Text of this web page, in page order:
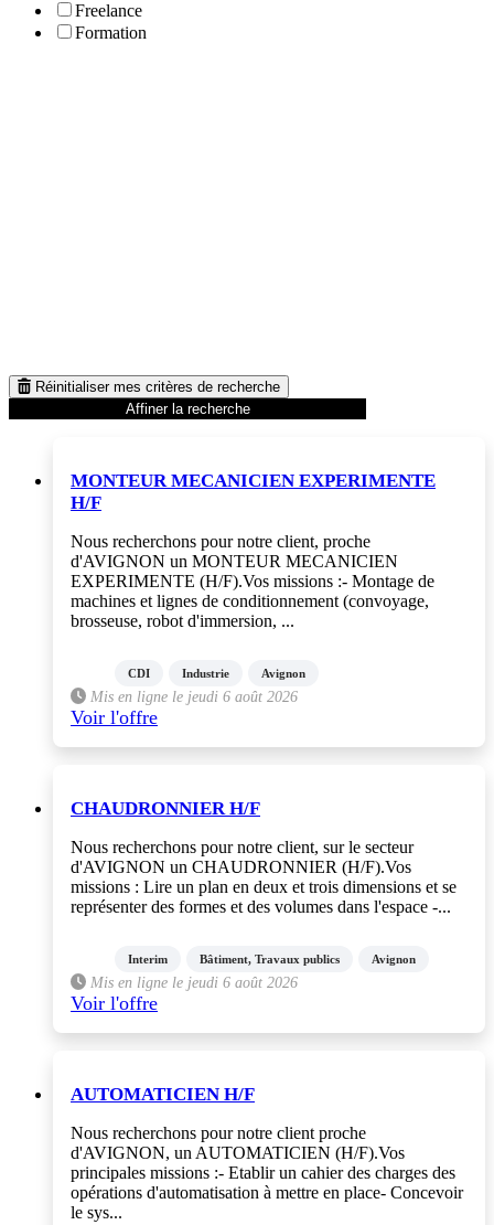
Freelance
Formation
Réinitialiser mes critères de recherche
Affiner la recherche
MONTEUR MECANICIEN EXPERIMENTE
H/F
Nous recherchons pour notre client, proche
d'AVIGNON un MONTEUR MECANICIEN
EXPERIMENTE (H/F).Vos missions :- Montage de
machines et lignes de conditionnement (convoyage,
brosseuse, robot d'immersion, ...
CDI Industrie Avignon
Mis en ligne le jeudi 6 août 2026
Voir l'offre
CHAUDRONNIER H/F
Nous recherchons pour notre client, sur le secteur
d'AVIGNON un CHAUDRONNIER (H/F).Vos
missions : Lire un plan en deux et trois dimensions et se
représenter des formes et des volumes dans l'espace -...
Interim Bâtiment, Travaux publics Avignon
Mis en ligne le jeudi 6 août 2026
Voir l'offre
AUTOMATICIEN H/F
Nous recherchons pour notre client proche
d'AVIGNON, un AUTOMATICIEN (H/F).Vos
principales missions :- Etablir un cahier des charges des
opérations d'automatisation à mettre en place- Concevoir
le sys...